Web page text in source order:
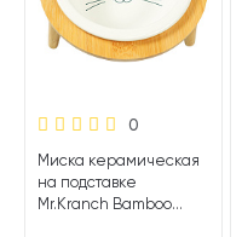
0
Миска керамическая
на подставке
Mr.Kranch Bamboo